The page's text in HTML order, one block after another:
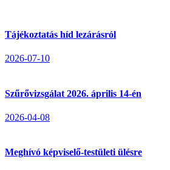
Tájékoztatás híd lezárásról
2026-07-10
Szűrővizsgálat 2026. április 14-én
2026-04-08
Meghívó képviselő-testületi ülésre